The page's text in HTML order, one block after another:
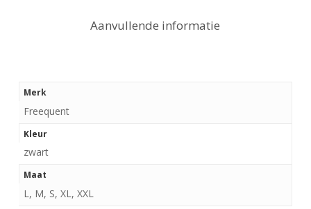
Aanvullende informatie
Merk
Freequent
Kleur
zwart
Maat
L, M, S, XL, XXL